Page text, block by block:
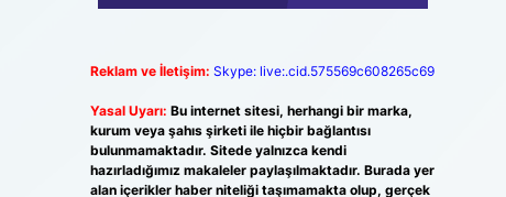
Reklam ve İletişim: Skype: live:.cid.575569c608265c69
Yasal Uyarı: Bu internet sitesi, herhangi bir marka,
kurum veya şahıs şirketi ile hiçbir bağlantısı
bulunmamaktadır. Sitede yalnızca kendi
hazırladığımız makaleler paylaşılmaktadır. Burada yer
alan içerikler haber niteliği taşımamakta olup, gerçek